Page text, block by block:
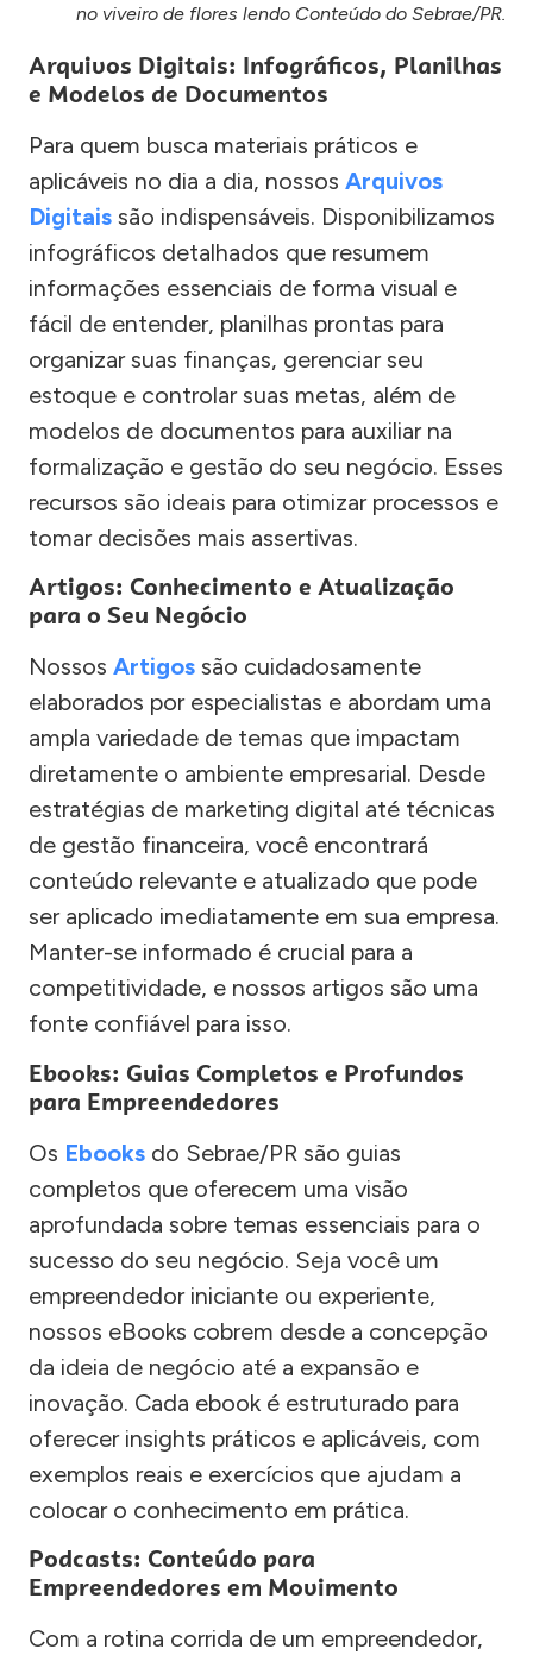
no viveiro de flores lendo Conteúdo do Sebrae/PR.
Arquivos Digitais: Infográficos, Planilhas
e Modelos de Documentos
Para quem busca materiais práticos e
aplicáveis no dia a dia, nossos Arquivos
Digitais são indispensáveis. Disponibilizamos
infográficos detalhados que resumem
informações essenciais de forma visual e
fácil de entender, planilhas prontas para
organizar suas finanças, gerenciar seu
estoque e controlar suas metas, além de
modelos de documentos para auxiliar na
formalização e gestão do seu negócio. Esses
recursos são ideais para otimizar processos e
tomar decisões mais assertivas.
Artigos: Conhecimento e Atualização
para o Seu Negócio
Nossos Artigos são cuidadosamente
elaborados por especialistas e abordam uma
ampla variedade de temas que impactam
diretamente o ambiente empresarial. Desde
estratégias de marketing digital até técnicas
de gestão financeira, você encontrará
conteúdo relevante e atualizado que pode
ser aplicado imediatamente em sua empresa.
Manter-se informado é crucial para a
competitividade, e nossos artigos são uma
fonte confiável para isso.
Ebooks: Guias Completos e Profundos
para Empreendedores
Os Ebooks do Sebrae/PR são guias
completos que oferecem uma visão
aprofundada sobre temas essenciais para o
sucesso do seu negócio. Seja você um
empreendedor iniciante ou experiente,
nossos eBooks cobrem desde a concepção
da ideia de negócio até a expansão e
inovação. Cada ebook é estruturado para
oferecer insights práticos e aplicáveis, com
exemplos reais e exercícios que ajudam a
colocar o conhecimento em prática.
Podcasts: Conteúdo para
Empreendedores em Movimento
Com a rotina corrida de um empreendedor,